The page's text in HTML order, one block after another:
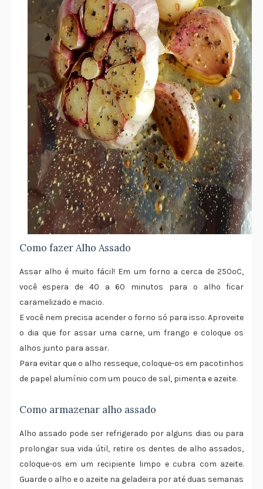
Como fazer Alho Assado
Assar alho é muito fácil! Em um forno a cerca de 250ºC,
você espera de 40 a 60 minutos para o alho ficar
caramelizado e macio.
E você nem precisa acender o forno só para isso. Aproveite
o dia que for assar uma carne, um frango e coloque os
alhos junto para assar.
Para evitar que o alho resseque, coloque-os em pacotinhos
de papel alumínio com um pouco de sal, pimenta e azeite.
Como armazenar alho assado
Alho assado pode ser refrigerado por alguns dias ou para
prolongar sua vida útil, retire os dentes de alho assados,
coloque-os em um recipiente limpo e cubra com azeite.
Guarde o alho e o azeite na geladeira por até duas semanas